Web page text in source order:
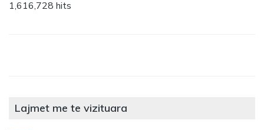
1,616,728 hits
Lajmet me te vizituara